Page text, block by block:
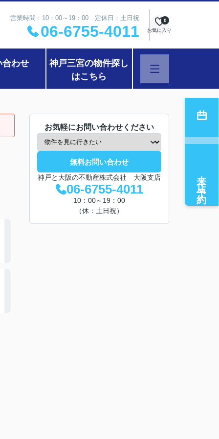
営業時間：10：00～19：00 定休日：土日祝
06-6755-4011 お気に入り
0
合わせ
神戸三宮の物件探し
はこちら
お気軽にお問い合わせください
無料お問い合わせ
神戸と大阪の不動産株式会社 大阪支店
06-6755-4011
10：00～19：00
（休：土日祝）
来店予約